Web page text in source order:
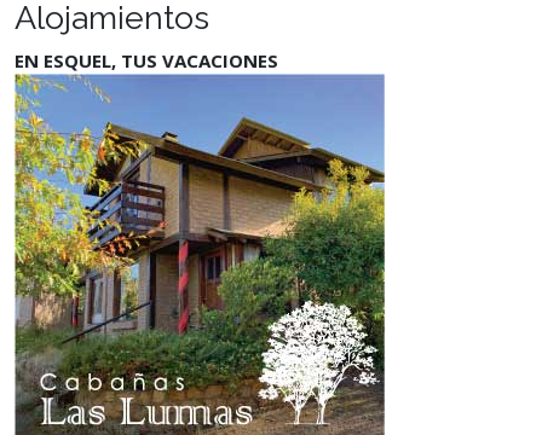
Alojamientos
EN ESQUEL, TUS VACACIONES